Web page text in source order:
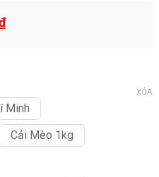
Minh
Cải Mèo 1kg
XÓA